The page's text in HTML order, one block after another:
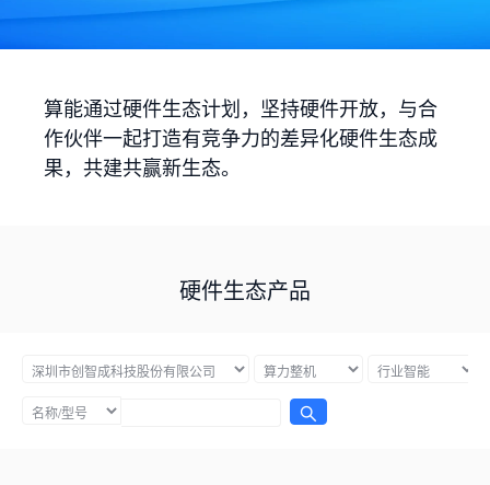
算能通过硬件生态计划，坚持硬件开放，与合
作伙伴一起打造有竞争力的差异化硬件生态成
果，共建共赢新生态。
硬件生态产品